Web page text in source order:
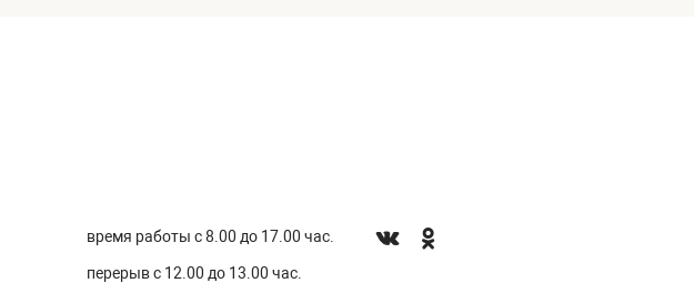
время работы с 8.00 до 17.00 час.
перерыв с 12.00 до 13.00 час.